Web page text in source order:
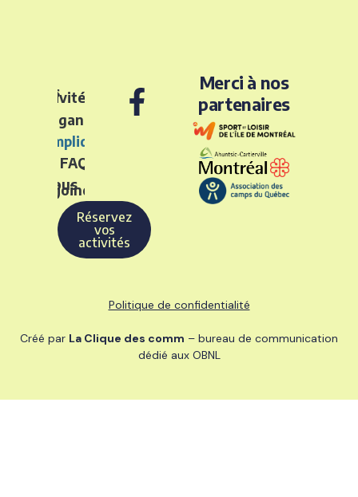
Nos
activités
L’organisme
S’impliquer
FAQ
Nous
rejoindre
Réservez
vos
activités
Merci à nos
partenaires
Politique de confidentialité
Créé par La Clique des comm – bureau de communication
dédié aux OBNL